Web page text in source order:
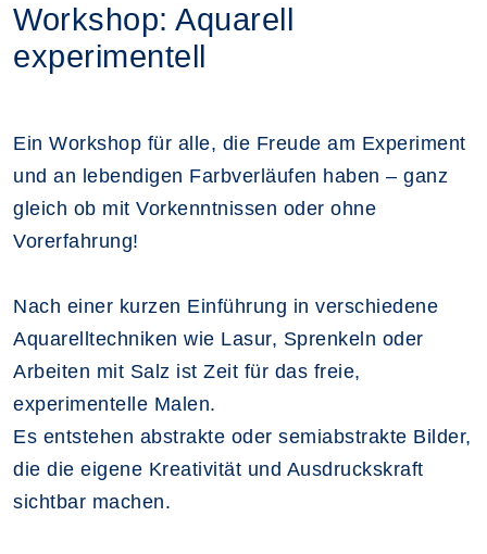
Workshop: Aquarell
experimentell
Ein Workshop für alle, die Freude am Experiment
und an lebendigen Farbverläufen haben – ganz
gleich ob mit Vorkenntnissen oder ohne
Vorerfahrung!
Nach einer kurzen Einführung in verschiedene
Aquarelltechniken wie Lasur, Sprenkeln oder
Arbeiten mit Salz ist Zeit für das freie,
experimentelle Malen.
Es entstehen abstrakte oder semiabstrakte Bilder,
die die eigene Kreativität und Ausdruckskraft
sichtbar machen.